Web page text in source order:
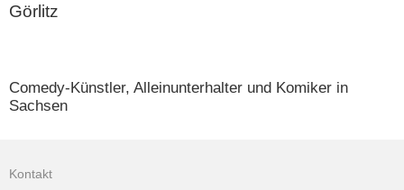
Görlitz
Comedy-Künstler, Alleinunterhalter und Komiker in
Sachsen
Kontakt